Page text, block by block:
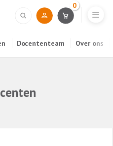
Docententeam Over ons
0